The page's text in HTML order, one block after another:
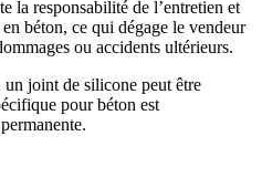
la responsabilité de l’entretien et
béton, ce qui dégage le vendeur
ou accidents ultérieurs.
joint de silicone peut être
pour béton est